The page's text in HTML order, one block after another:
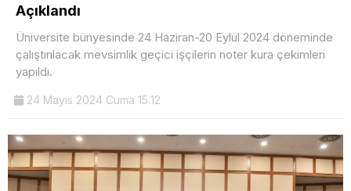
Açıklandı
Üniversite bünyesinde 24 Haziran-20 Eylül 2024 döneminde
çalıştırılacak mevsimlik geçici işçilerin noter kura çekimleri
yapıldı.
24 Mayıs 2024 Cuma 15:12